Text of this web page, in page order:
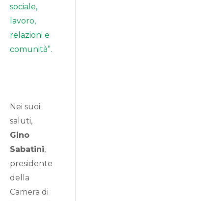
sociale,
lavoro,
relazioni e
comunità”.
Nei suoi
saluti,
Gino
Sabatini,
presidente
della
Camera di